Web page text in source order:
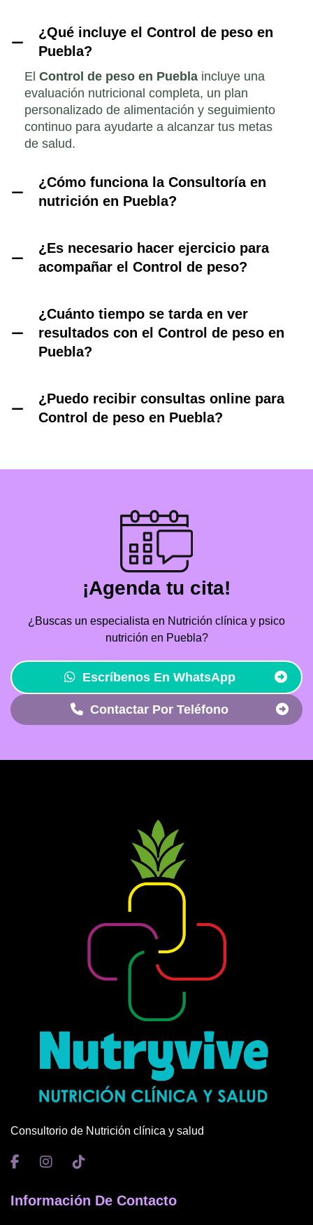
¿Qué incluye el Control de peso en
Puebla?
El Control de peso en Puebla incluye una
evaluación nutricional completa, un plan
personalizado de alimentación y seguimiento
continuo para ayudarte a alcanzar tus metas
de salud.
¿Cómo funciona la Consultoría en
nutrición en Puebla?
¿Es necesario hacer ejercicio para
acompañar el Control de peso?
¿Cuánto tiempo se tarda en ver
resultados con el Control de peso en
Puebla?
¿Puedo recibir consultas online para
Control de peso en Puebla?
¡Agenda tu cita!
¿Buscas un especialista en Nutrición clínica y psico
nutrición en Puebla?
Escríbenos En WhatsApp
Contactar Por Teléfono
Consultorio de Nutrición clínica y salud
Información De Contacto